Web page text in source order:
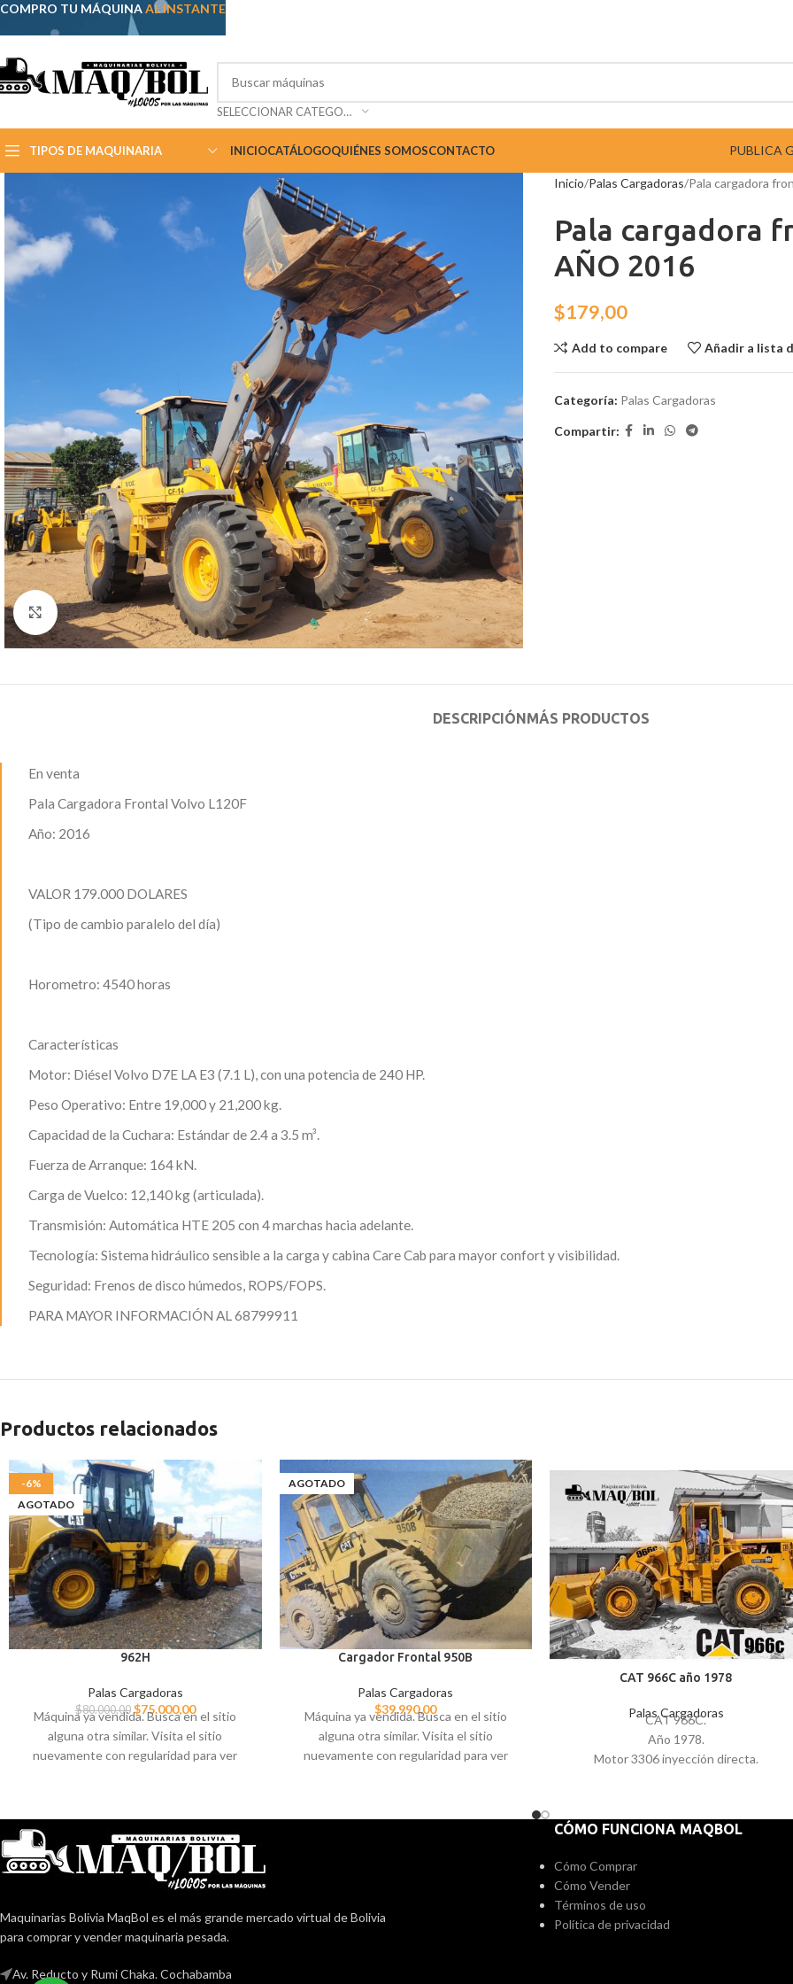
SELECCIONAR CATEGORÍA
TIPOS DE MAQUINARIA INICIOCATÁLOGOQUIÉNES SOMOSCONTACTO PUBLICA
Click para agrandar
Inicio Palas Cargadoras Pala cargadora
Pala cargadora
AÑO 2016
$179,00
Add to compare Añadir a lista
Categoría: Palas Cargadoras
Compartir:
DESCRIPCIÓNMÁS PRODUCTOS
En venta
Pala Cargadora Frontal Volvo L120F
Año: 2016
VALOR 179.000 DOLARES
(Tipo de cambio paralelo del día)
Horometro: 4540 horas
Características
​Motor: Diésel Volvo D7E LA E3 (7.1 L), con una potencia de 240 HP.
​Peso Operativo: Entre 19,000 y 21,200 kg.
​Capacidad de la Cuchara: Estándar de 2.4 a 3.5 m³.
​Fuerza de Arranque: 164 kN.
​Carga de Vuelco: 12,140 kg (articulada).
​Transmisión: Automática HTE 205 con 4 marchas hacia adelante.
​Tecnología: Sistema hidráulico sensible a la carga y cabina Care Cab para mayor confort y visibilidad.
​Seguridad: Frenos de disco húmedos, ROPS/FOPS.
PARA MAYOR INFORMACIÓN AL 68799911
Productos relacionados
-6%
AGOTADO
962H
Palas Cargadoras
$80.000,00 $75.000,00
Máquina ya vendida. Busca en el sitio
alguna otra similar. Visita el sitio
nuevamente con regularidad para ver
similar a la que buscas.
AGOTADO
Cargador Frontal 950B
Palas Cargadoras
$39.990,00
Máquina ya vendida. Busca en el sitio
alguna otra similar. Visita el sitio
nuevamente con regularidad para ver
CAT 966C año 1978
Palas Cargadoras
CAT 966C.
Año 1978.
Motor 3306 inyección directa.
Maquinarias Bolivia MaqBol es el más grande mercado virtual de Bolivia
para comprar y vender maquinaria pesada.
Av. Reducto y Rumi Chaka. Cochabamba
CÓMO FUNCIONA MAQBOL
Cómo Comprar
Cómo Vender
Términos de uso
Política de privacidad
COMPRO TU MÁQUINAAL INSTANTE